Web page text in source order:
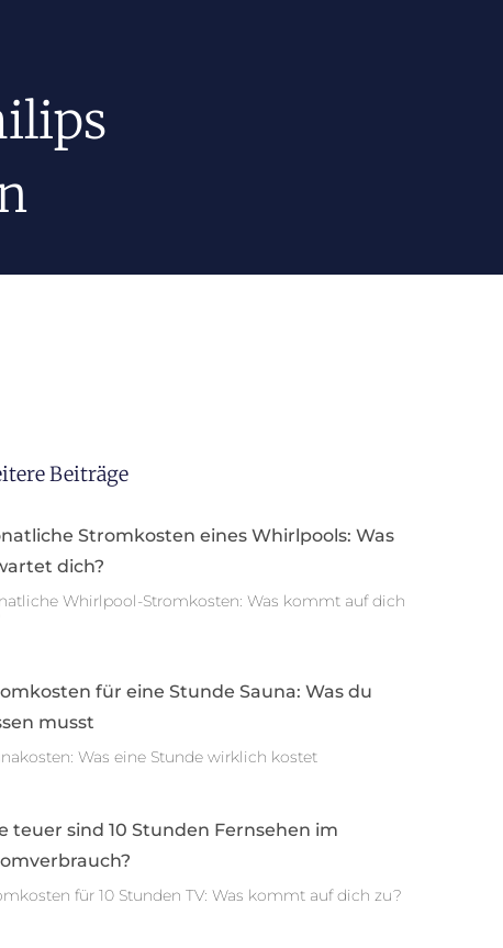
Beiträge
Stromkosten eines Whirlpools: Was
dich?
Whirlpool-Stromkosten: Was kommt auf dich
für eine Stunde Sauna: Was du
musst
Was eine Stunde wirklich kostet
teuer sind 10 Stunden Fernsehen im
für 10 Stunden TV: Was kommt auf dich zu?